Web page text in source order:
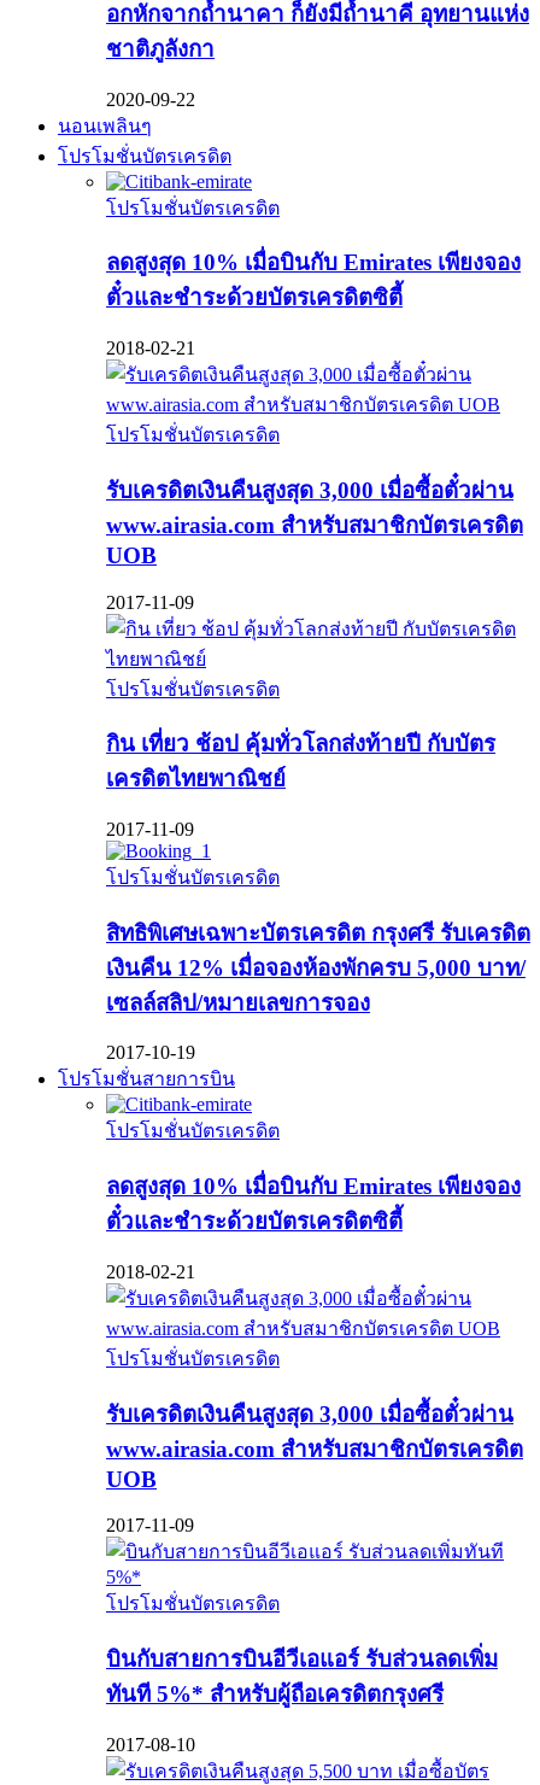
อกหักจากถ้ำนาคา ก็ยังมีถ้ำนาคี อุทยานแห่ง
ชาติภูลังกา
2020-09-22
นอนเพลินๆ
โปรโมชั่นบัตรเครดิต
โปรโมชั่นบัตรเครดิต
ลดสูงสุด 10% เมื่อบินกับ Emirates เพียงจอง
ตั๋วและชำระด้วยบัตรเครดิตซิตี้
2018-02-21
โปรโมชั่นบัตรเครดิต
รับเครดิตเงินคืนสูงสุด 3,000 เมื่อซื้อตั๋วผ่าน
www.airasia.com สำหรับสมาชิกบัตรเครดิต
UOB
2017-11-09
โปรโมชั่นบัตรเครดิต
กิน เที่ยว ช้อป คุ้มทั่วโลกส่งท้ายปี กับบัตร
เครดิตไทยพาณิชย์
2017-11-09
โปรโมชั่นบัตรเครดิต
สิทธิพิเศษเฉพาะบัตรเครดิต กรุงศรี รับเครดิต
เงินคืน 12% เมื่อจองห้องพักครบ 5,000 บาท/
เซลล์สลิป/หมายเลขการจอง
2017-10-19
โปรโมชั่นสายการบิน
โปรโมชั่นบัตรเครดิต
ลดสูงสุด 10% เมื่อบินกับ Emirates เพียงจอง
ตั๋วและชำระด้วยบัตรเครดิตซิตี้
2018-02-21
โปรโมชั่นบัตรเครดิต
รับเครดิตเงินคืนสูงสุด 3,000 เมื่อซื้อตั๋วผ่าน
www.airasia.com สำหรับสมาชิกบัตรเครดิต
UOB
2017-11-09
โปรโมชั่นบัตรเครดิต
บินกับสายการบินอีวีเอแอร์ รับส่วนลดเพิ่ม
ทันที 5%* สำหรับผู้ถือเครดิตกรุงศรี
2017-08-10